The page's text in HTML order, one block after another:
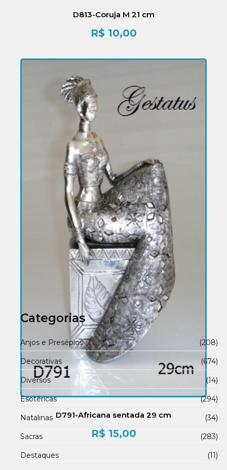
D813-Coruja M 21 cm
R$10,00
D791-Africana sentada 29 cm
R$15,00
Categorias
Anjos e Presépios (208)
Decorativas (674)
Diversos (14)
Esotéricas (294)
Natalinas (34)
Sacras (283)
Destaques (11)